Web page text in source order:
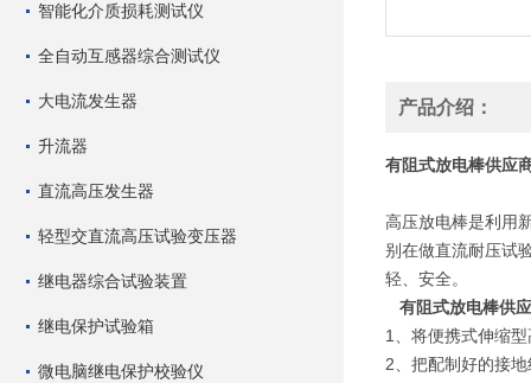
智能化介质损耗测试仪
全自动互感器综合测试仪
大电流发生器
升流器
直流高压发生器
轻型交直流高压试验变压器
继电器综合试验装置
继电保护试验箱
微电脑继电保护校验仪
产品介绍：
有阻式放电棒供应
高压放电棒是利用
别在做直流耐压试
轻、安全。
有阻式放电棒供
1、将便携式伸缩
2、把配制好的接